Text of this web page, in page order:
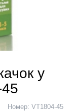
у
Номер: VT1804-45